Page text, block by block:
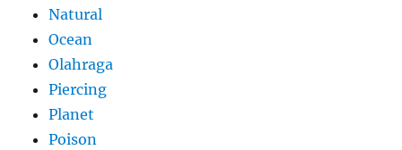
Natural
Ocean
Olahraga
Piercing
Planet
Poison